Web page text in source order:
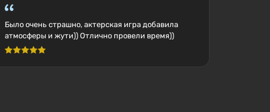
Было очень страшно, актерская игра добавила
атмосферы и жути)) Отлично провели время))